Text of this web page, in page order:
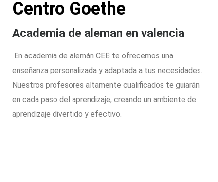
Centro Goethe
Academia de aleman en valencia
En academia de alemán CEB te ofrecemos una
enseñanza personalizada y adaptada a tus necesidades.
Nuestros profesores altamente cualificados te guiarán
en cada paso del aprendizaje, creando un ambiente de
aprendizaje divertido y efectivo.